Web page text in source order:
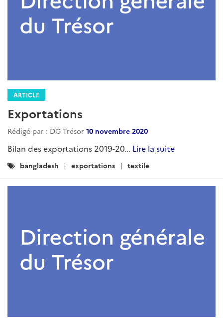
ARTICLE
Exportations
Rédigé par : DG Trésor 10 novembre 2020
Bilan des exportations 2019-20... Lire la suite
Catégories
bangladesh exportations textile